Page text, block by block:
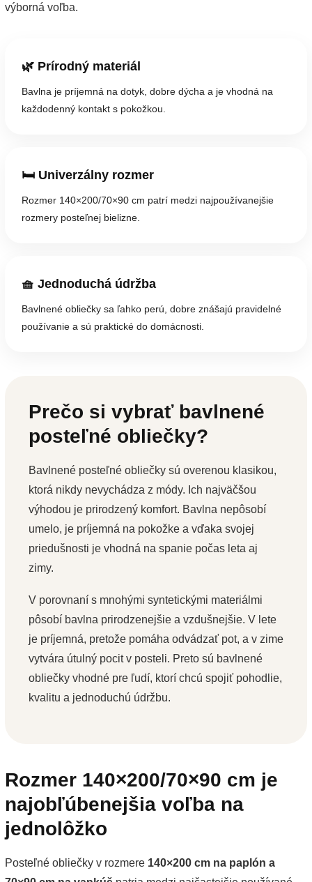
výborná voľba.
🌿 Prírodný materiál
Bavlna je príjemná na dotyk, dobre dýcha a je vhodná na
každodenný kontakt s pokožkou.
🛏️ Univerzálny rozmer
Rozmer 140×200/70×90 cm patrí medzi najpoužívanejšie
rozmery posteľnej bielizne.
🧺 Jednoduchá údržba
Bavlnené obliečky sa ľahko perú, dobre znášajú pravidelné
používanie a sú praktické do domácnosti.
Prečo si vybrať bavlnené
posteľné obliečky?
Bavlnené posteľné obliečky sú overenou klasikou,
ktorá nikdy nevychádza z módy. Ich najväčšou
výhodou je prirodzený komfort. Bavlna nepôsobí
umelo, je príjemná na pokožke a vďaka svojej
priedušnosti je vhodná na spanie počas leta aj
zimy.
V porovnaní s mnohými syntetickými materiálmi
pôsobí bavlna prirodzenejšie a vzdušnejšie. V lete
je príjemná, pretože pomáha odvádzať pot, a v zime
vytvára útulný pocit v posteli. Preto sú bavlnené
obliečky vhodné pre ľudí, ktorí chcú spojiť pohodlie,
kvalitu a jednoduchú údržbu.
Rozmer 140×200/70×90 cm je
najobľúbenejšia voľba na
jednolôžko
Posteľné obliečky v rozmere 140×200 cm na paplón a